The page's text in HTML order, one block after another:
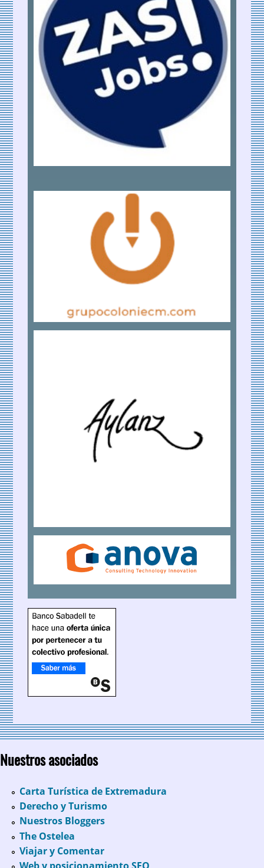
Nuestros asociados
Carta Turística de Extremadura
Derecho y Turismo
Nuestros Bloggers
The Ostelea
Viajar y Comentar